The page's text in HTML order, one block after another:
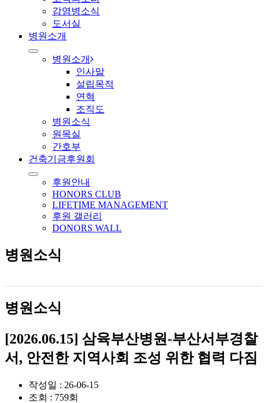
감염병소식
도서실
병원소개
병원소개
인사말
설립목적
연혁
조직도
병원소식
원목실
간호부
건축기금후원회
후원안내
HONORS CLUB
LIFETIME MANAGEMENT
후원 갤러리
DONORS WALL
병원소식
병원소식
[2026.06.15] 삼육부산병원-부산서부경찰
서, 안전한 지역사회 조성 위한 협력 다짐
작성일 : 26-06-15
조회 : 759회